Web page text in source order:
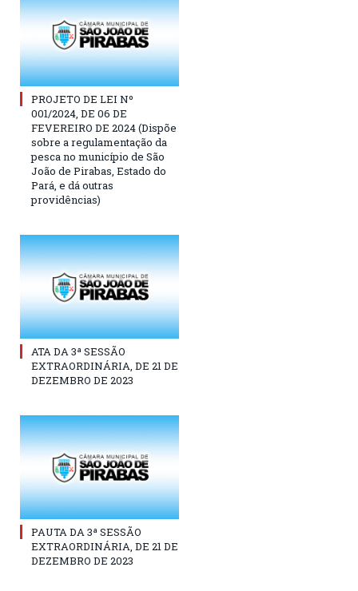
PROJETO DE LEI Nº
001/2024, DE 06 DE
FEVEREIRO DE 2024 (Dispõe
sobre a regulamentação da
pesca no município de São
João de Pirabas, Estado do
Pará, e dá outras
providências)
ATA DA 3ª SESSÃO
EXTRAORDINÁRIA, DE 21 DE
DEZEMBRO DE 2023
PAUTA DA 3ª SESSÃO
EXTRAORDINÁRIA, DE 21 DE
DEZEMBRO DE 2023